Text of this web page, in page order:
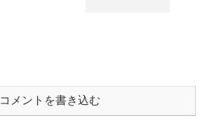
コメントを書き込む